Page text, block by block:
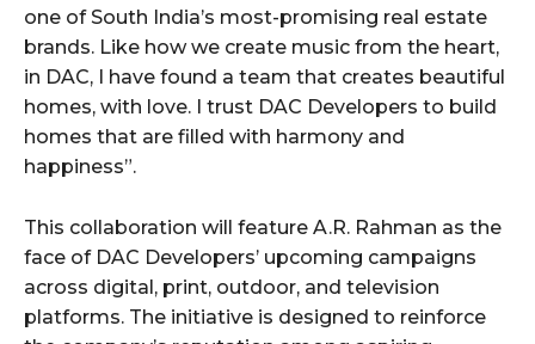
one of South India’s most-promising real estate
brands. Like how we create music from the heart,
in DAC, I have found a team that creates beautiful
homes, with love. I trust DAC Developers to build
homes that are filled with harmony and
happiness”.
This collaboration will feature A.R. Rahman as the
face of DAC Developers’ upcoming campaigns
across digital, print, outdoor, and television
platforms. The initiative is designed to reinforce